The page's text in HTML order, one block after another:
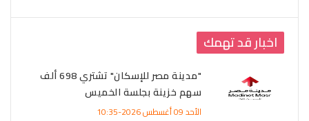
اخبار قد تهمك
"مدينة مصر للإسكان" تشتري 698 ألف
سهم خزينة بجلسة الخميس
الأحد 09 أغسطس 2026-10:35